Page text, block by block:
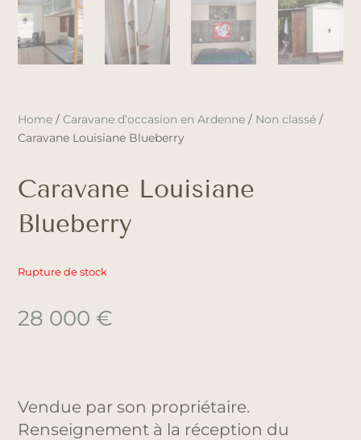
Home /Caravane d’occasion en Ardenne / Non classé /
Caravane Louisiane Blueberry
Caravane Louisiane
Blueberry
Rupture de stock
28 000 €
Vendue par son propriétaire.
Renseignement à la réception du